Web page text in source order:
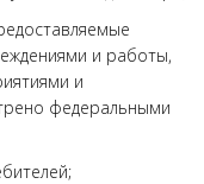
и работы,
и
федеральными